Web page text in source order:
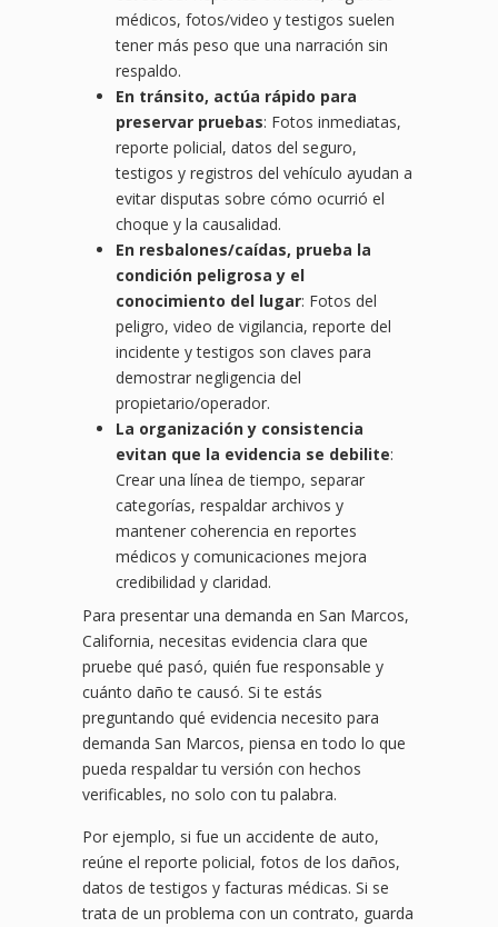
médicos, fotos/video y testigos suelen
tener más peso que una narración sin
respaldo.
En tránsito, actúa rápido para
preservar pruebas: Fotos inmediatas,
reporte policial, datos del seguro,
testigos y registros del vehículo ayudan a
evitar disputas sobre cómo ocurrió el
choque y la causalidad.
En resbalones/caídas, prueba la
condición peligrosa y el
conocimiento del lugar: Fotos del
peligro, video de vigilancia, reporte del
incidente y testigos son claves para
demostrar negligencia del
propietario/operador.
La organización y consistencia
evitan que la evidencia se debilite:
Crear una línea de tiempo, separar
categorías, respaldar archivos y
mantener coherencia en reportes
médicos y comunicaciones mejora
credibilidad y claridad.
Para presentar una demanda en San Marcos,
California, necesitas evidencia clara que
pruebe qué pasó, quién fue responsable y
cuánto daño te causó. Si te estás
preguntando qué evidencia necesito para
demanda San Marcos, piensa en todo lo que
pueda respaldar tu versión con hechos
verificables, no solo con tu palabra.
Por ejemplo, si fue un accidente de auto,
reúne el reporte policial, fotos de los daños,
datos de testigos y facturas médicas. Si se
trata de un problema con un contrato, guarda